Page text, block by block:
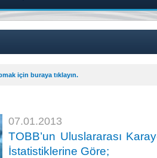
için buraya tıklayın.
07.01.2013
TOBB’un Uluslararası
İstatistiklerine Göre;